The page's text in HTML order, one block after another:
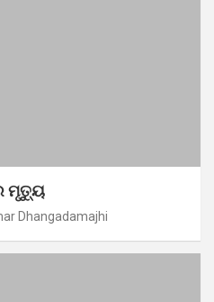
ମୃତ୍ୟୁ
Dhangadamajhi